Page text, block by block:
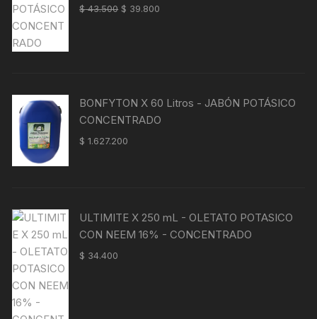
Valorado
con 4.00
$43.500 $ 39.800
BONFYTON X 60 Litros - JABÓN POTÁSICO
CONCENTRADO
$ 1.627.200
ULTIMITE X 250 mL - OLETATO POTASICO
CON NEEM 16% - CONCENTRADO
$ 34.400